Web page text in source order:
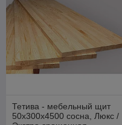
Тетива - мебельный щит
50х300х4500 сосна, Люкс /